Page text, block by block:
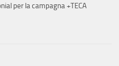
per la campagna +TECA